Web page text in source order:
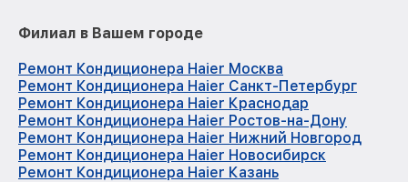
Филиал в Вашем городе
Ремонт Кондиционера Haier Москва
Ремонт Кондиционера Haier Санкт-Петербург
Ремонт Кондиционера Haier Краснодар
Ремонт Кондиционера Haier Ростов-на-Дону
Ремонт Кондиционера Haier Нижний Новгород
Ремонт Кондиционера Haier Новосибирск
Ремонт Кондиционера Haier Казань